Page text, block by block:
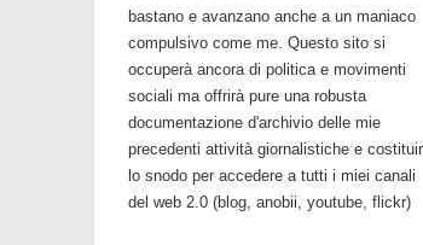
bastano e avanzano anche a un maniaco
compulsivo come me. Questo sito si
occuperà ancora di politica e movimenti
sociali ma offrirà pure una robusta
documentazione d'archivio delle mie
precedenti attività giornalistiche e
lo snodo per accedere a tutti i miei canali
del web 2.0 (blog, anobii, youtube, flickr)